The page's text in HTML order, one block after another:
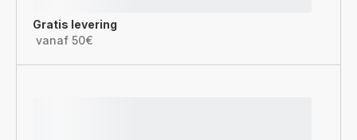
Gratis levering
vanaf 50€